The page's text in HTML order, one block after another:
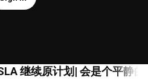
继续原计划| 会是个平静